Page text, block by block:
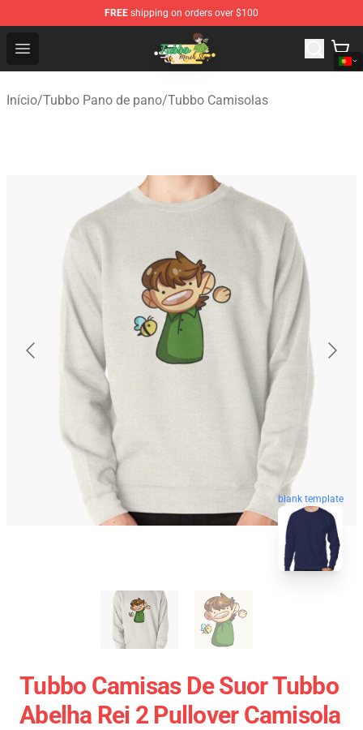
FREE shipping on orders over $100
Open menu
Tubbo Store - Official Tubbo Merchandise Shop
Início/Tubbo Pano de pano/Tubbo Camisolas
blank template
Tubbo Camisas De Suor Tubbo
Abelha Rei 2 Pullover Camisola